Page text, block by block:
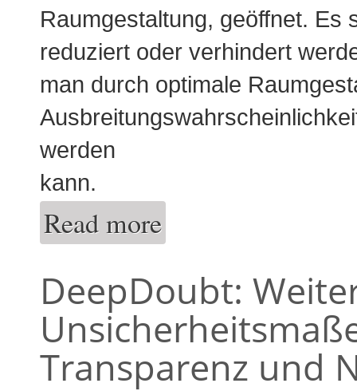
Raumgestaltung, geöffnet. Es
reduziert oder verhindert
man durch optimale
werden
kann.
Read more
DeepDoubt:
Transparenz und